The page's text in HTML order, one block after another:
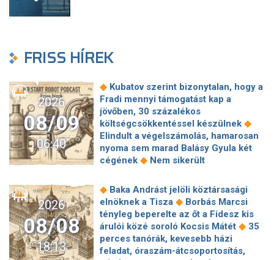
FRISS HÍREK
2026
08/09
06:40
◆ Kubatov szerint bizonytalan, hogy a
Fradi mennyi támogatást kap a
jövőben, 30 százalékos
költségcsökkentéssel készülnek ◆
Elindult a végelszámolás, hamarosan
nyoma sem marad Balásy Gyula két
cégének ◆ Nem sikerült
tojással dobálták meg a
miniszterelnököt – Koszovóban ◆
Szépségipar és orvosi turizmus:
milyen erős Budapest a plasztikai
sebészet térképén? ◆ 72 óra
Montenegróban ◆35 perces tanórák
2026
08/08
18:13
◆ Baka Andrást jelöli köztársasági
elnöknek a Tisza ◆ Borbás Marcsi
tényleg beperelte az őt a Fidesz kis
árulói közé soroló Kocsis Mátét ◆ 35
perces tanórák, kevesebb házi
feladat, óraszám-átcsoportosítás,